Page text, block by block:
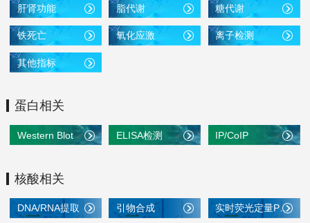
肝肾功能 脂代谢 糖代谢
铁死亡 氧化应激 离子检测
其他指标
蛋白相关
Western Blot ELISA检测 IP/CoIP
核酸相关
DNA/RNA提取 引物合成 实时荧光定量PCR